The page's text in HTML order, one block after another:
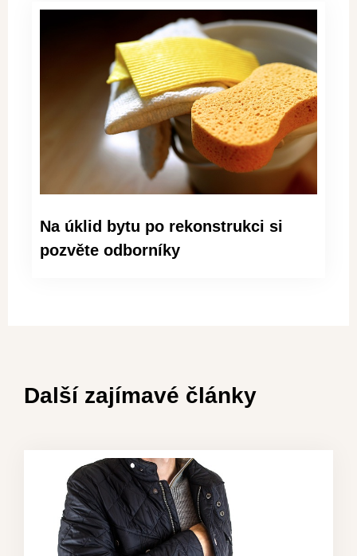
Na úklid bytu po rekonstrukci si
pozvěte odborníky
Další zajímavé články